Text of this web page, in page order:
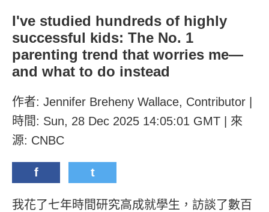
I've studied hundreds of highly
successful kids: The No. 1
parenting trend that worries me—
and what to do instead
作者: Jennifer Breheny Wallace, Contributor |
時間: Sun, 28 Dec 2025 14:05:01 GMT | 來
源: CNBC
f t
我花了七年時間研究高成就學生，訪談了數百